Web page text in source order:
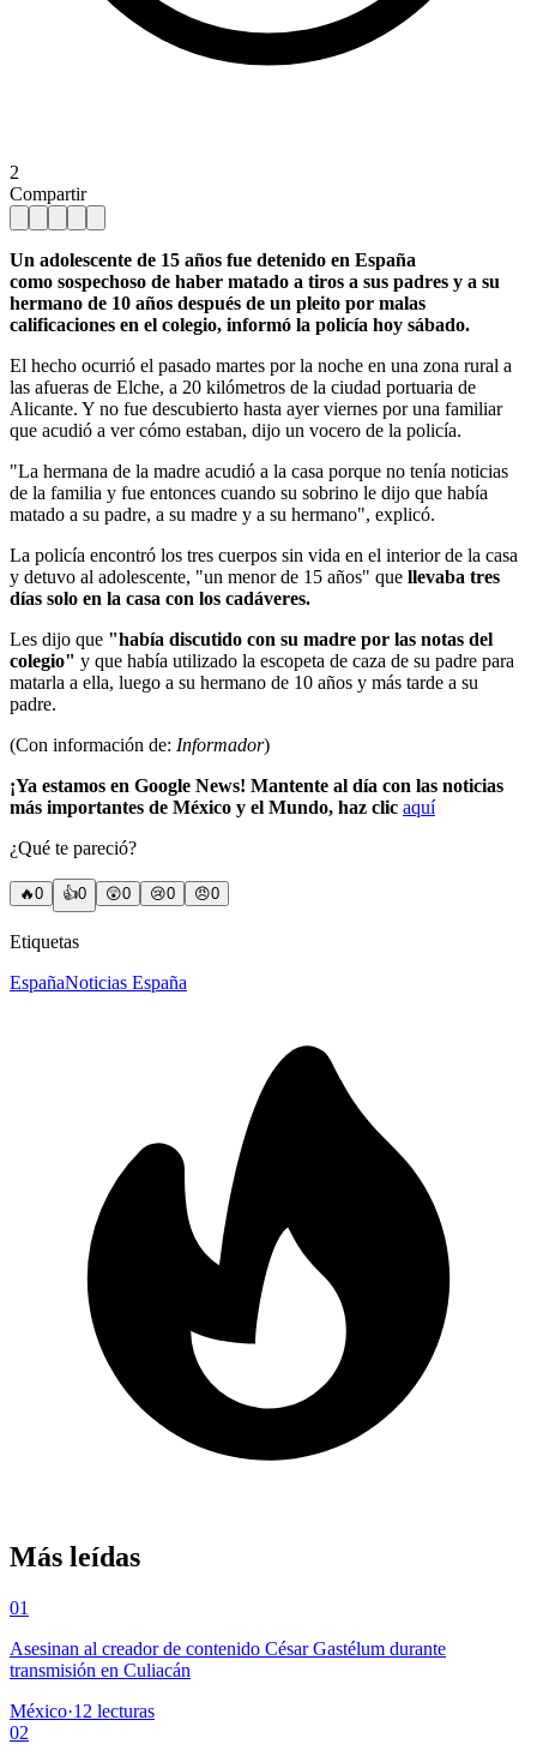
2
Compartir
Un adolescente de 15 años fue detenido en España
como sospechoso de haber matado a tiros a sus padres y a su
hermano de 10 años después de un pleito por malas
calificaciones en el colegio, informó la policía hoy sábado.
El hecho ocurrió el pasado martes por la noche en una zona rural a
las afueras de Elche, a 20 kilómetros de la ciudad portuaria de
Alicante. Y no fue descubierto hasta ayer viernes por una familiar
que acudió a ver cómo estaban, dijo un vocero de la policía.
"La hermana de la madre acudió a la casa porque no tenía noticias
de la familia y fue entonces cuando su sobrino le dijo que había
matado a su padre, a su madre y a su hermano", explicó.
La policía encontró los tres cuerpos sin vida en el interior de la casa
y detuvo al adolescente, "un menor de 15 años" que llevaba tres
días solo en la casa con los cadáveres.
Les dijo que "había discutido con su madre por las notas del
colegio" y que había utilizado la escopeta de caza de su padre para
matarla a ella, luego a su hermano de 10 años y más tarde a su
padre.
(Con información de: Informador)
¡Ya estamos en Google News! Mantente al día con las noticias
más importantes de México y el Mundo, haz clic aquí
¿Qué te pareció?
🔥0 👍0 😲0 😢0 😠0
Etiquetas
EspañaNoticias España
Más leídas
01
Asesinan al creador de contenido César Gastélum durante
transmisión en Culiacán
México·12 lecturas
02